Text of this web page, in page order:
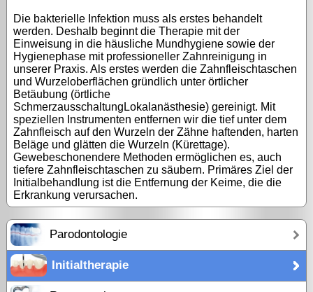
Die bakterielle Infektion muss als erstes behandelt
werden. Deshalb beginnt die Therapie mit der
Einweisung in die häusliche Mundhygiene sowie der
Hygienephase mit professioneller Zahnreinigung in
unserer Praxis. Als erstes werden die Zahnfleischtaschen
und Wurzeloberflächen gründlich unter örtlicher
Betäubung (örtliche
SchmerzausschaltungLokalanästhesie) gereinigt. Mit
speziellen Instrumenten entfernen wir die tief unter dem
Zahnfleisch auf den Wurzeln der Zähne haftenden, harten
Beläge und glätten die Wurzeln (Kürettage).
Gewebeschonendere Methoden ermöglichen es, auch
tiefere Zahnfleischtaschen zu säubern. Primäres Ziel der
Initialbehandlung ist die Entfernung der Keime, die die
Erkrankung verursachen.
Parodontologie
Initialtherapie